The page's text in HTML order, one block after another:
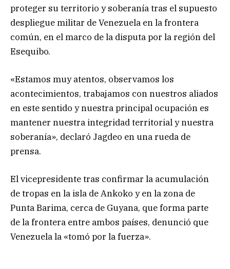
proteger su territorio y soberanía tras el supuesto
despliegue militar de Venezuela en la frontera
común, en el marco de la disputa por la región del
Esequibo.
«Estamos muy atentos, observamos los
acontecimientos, trabajamos con nuestros aliados
en este sentido y nuestra principal ocupación es
mantener nuestra integridad territorial y nuestra
soberanía», declaró Jagdeo en una rueda de
prensa.
El vicepresidente tras confirmar la acumulación
de tropas en la isla de Ankoko y en la zona de
Punta Barima, cerca de Guyana, que forma parte
de la frontera entre ambos países, denunció que
Venezuela la «tomó por la fuerza».